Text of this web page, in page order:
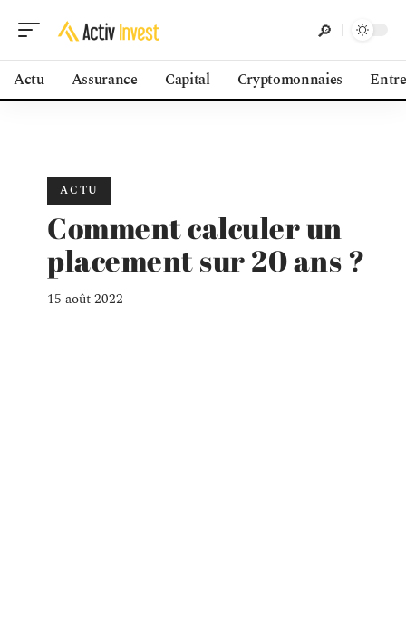
Actu Assurance Capital Cryptomonnaies
ACTU
Comment calculer un
placement sur 20 ans ?
15 août 2022